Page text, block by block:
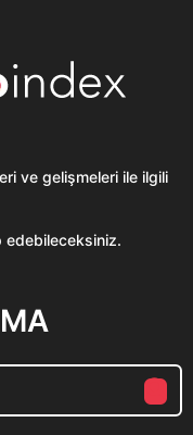
ve gelişmeleri ile ilgili
edebileceksiniz.